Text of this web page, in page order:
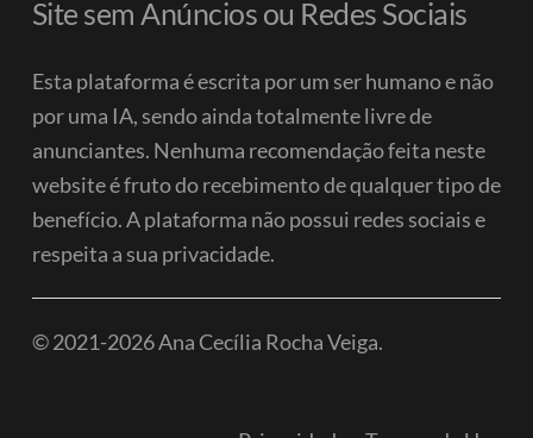
Site sem Anúncios ou Redes Sociais
Esta plataforma é escrita por um ser humano e não
por uma IA, sendo ainda totalmente livre de
anunciantes. Nenhuma recomendação feita neste
website é fruto do recebimento de qualquer tipo de
benefício.A plataforma não possui redes sociais e
respeita a sua privacidade.
© 2021-2026 Ana Cecília Rocha Veiga.